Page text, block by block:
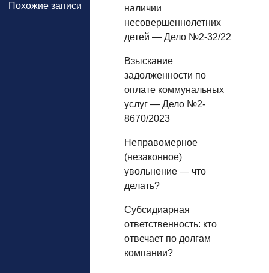
Похожие записи
наличии
несовершеннолетних
детей — Дело №2-32/22
Взыскание
задолженности по
оплате коммунальных
услуг — Дело №2-
8670/2023
Неправомерное
(незаконное)
увольнение — что
делать?
Субсидиарная
ответственность: кто
отвечает по долгам
компании?